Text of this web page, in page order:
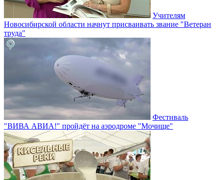
Учителям
Новосибирской области начнут присваивать звание "Ветеран
труда"
Фестиваль
"ВИВА АВИА!" пройдёт на аэродроме "Мочище"